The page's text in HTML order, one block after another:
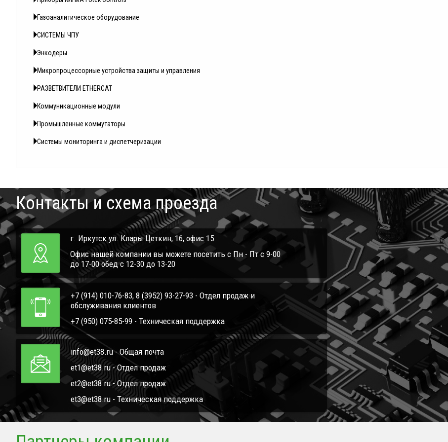
Газоаналитическое оборудование
СИСТЕМЫ ЧПУ
Энкодеры
Микропроцессорные устройства защиты и управления
РАЗВЕТВИТЕЛИ ETHERCAT
Коммуникационные модули
Промышленные коммутаторы
Системы мониторинга и диспетчеризации
Контакты и схема проезда
г. Иркутск ул. Клары Цеткин, 16, офис 15
Офис нашей компании вы можете посетить с Пн - Пт с 9-00
до 17-00 обед с 12-30 до 13-20
+7 (914) 010-76-83, 8 (3952) 93-27-93 - Отдел продаж и
обслуживания клиентов
+7 (950) 075-85-99 - Техническая поддержка
info@et38.ru - Общая почта
et1@et38.ru - Отдел продаж
et2@et38.ru - Отдел продаж
et3@et38.ru - Техническая поддержка